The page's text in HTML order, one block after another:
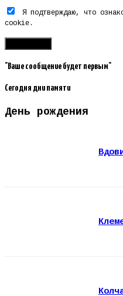
Я подтверждаю, что
cookie.
"Ваше сообщение будет первым"
Сегодня дни памяти
День рождения